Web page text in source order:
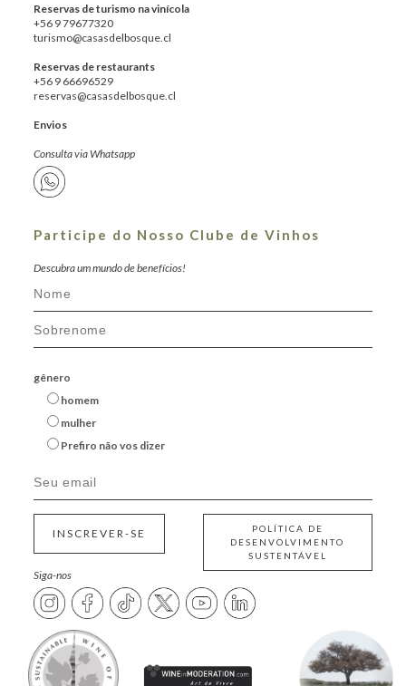
Reservas de turismo na vinícola
+56 9 79677320
turismo@casasdelbosque.cl
Reservas de restaurants
+56 9 66696529
reservas@casasdelbosque.cl
Envios
Consulta via Whatsapp
Participe do Nosso Clube de Vinhos
Descubra um mundo de benefícios!
gênero
homem
mulher
Prefiro não vos dizer
INSCREVER-SE
POLÍTICA DE
DESENVOLVIMENTO
SUSTENTÁVEL
Siga-nos